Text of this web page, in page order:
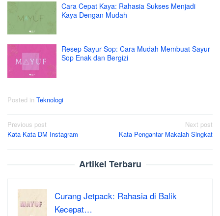
Cara Cepat Kaya: Rahasia Sukses Menjadi
Kaya Dengan Mudah
Resep Sayur Sop: Cara Mudah Membuat Sayur
Sop Enak dan Bergizi
Posted in Teknologi
Post
navigation
Previous post
Kata Kata DM Instagram
Next post
Kata Pengantar Makalah Singkat
Artikel Terbaru
Curang Jetpack: Rahasia di Balik
Kecepat…